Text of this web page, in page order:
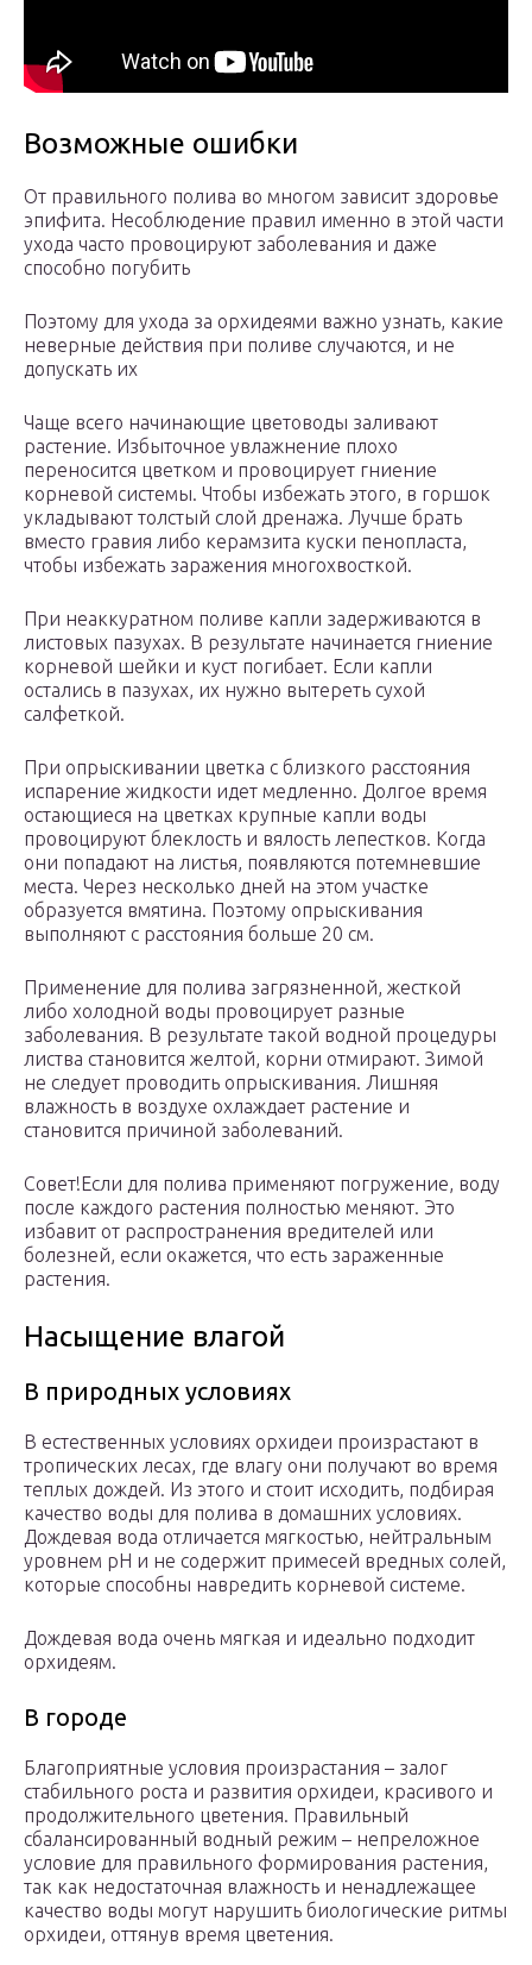
Возможные ошибки
От правильного полива во многом зависит здоровье
эпифита. Несоблюдение правил именно в этой части
ухода часто провоцируют заболевания и даже
способно погубить
Поэтому для ухода за орхидеями важно узнать, какие
неверные действия при поливе случаются, и не
допускать их
Чаще всего начинающие цветоводы заливают
растение. Избыточное увлажнение плохо
переносится цветком и провоцирует гниение
корневой системы. Чтобы избежать этого, в горшок
укладывают толстый слой дренажа. Лучше брать
вместо гравия либо керамзита куски пенопласта,
чтобы избежать заражения многохвосткой.
При неаккуратном поливе капли задерживаются в
листовых пазухах. В результате начинается гниение
корневой шейки и куст погибает. Если капли
остались в пазухах, их нужно вытереть сухой
салфеткой.
При опрыскивании цветка с близкого расстояния
испарение жидкости идет медленно. Долгое время
остающиеся на цветках крупные капли воды
провоцируют блеклость и вялость лепестков. Когда
они попадают на листья, появляются потемневшие
места. Через несколько дней на этом участке
образуется вмятина. Поэтому опрыскивания
выполняют с расстояния больше 20 см.
Применение для полива загрязненной, жесткой
либо холодной воды провоцирует разные
заболевания. В результате такой водной процедуры
листва становится желтой, корни отмирают. Зимой
не следует проводить опрыскивания. Лишняя
влажность в воздухе охлаждает растение и
становится причиной заболеваний.
Совет!Если для полива применяют погружение, воду
после каждого растения полностью меняют. Это
избавит от распространения вредителей или
болезней, если окажется, что есть зараженные
растения.
Насыщение влагой
В природных условиях
В естественных условиях орхидеи произрастают в
тропических лесах, где влагу они получают во время
теплых дождей. Из этого и стоит исходить, подбирая
качество воды для полива в домашних условиях.
Дождевая вода отличается мягкостью, нейтральным
уровнем pH и не содержит примесей вредных солей,
которые способны навредить корневой системе.
Дождевая вода очень мягкая и идеально подходит
орхидеям.
В городе
Благоприятные условия произрастания – залог
стабильного роста и развития орхидеи, красивого и
продолжительного цветения. Правильный
сбалансированный водный режим – непреложное
условие для правильного формирования растения,
так как недостаточная влажность и ненадлежащее
качество воды могут нарушить биологические ритмы
орхидеи, оттянув время цветения.